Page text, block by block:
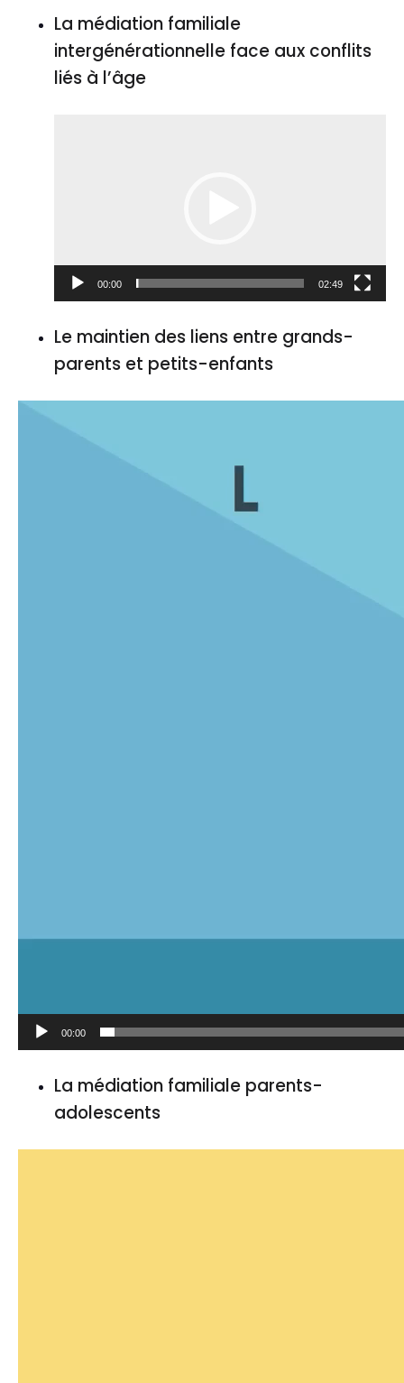
La médiation familiale
intergénérationnelle face aux conflits
liés à l’âge
00:00 02:49
Le maintien des liens entre grands-
parents et petits-enfants
00:00
La médiation familiale parents-
adolescents